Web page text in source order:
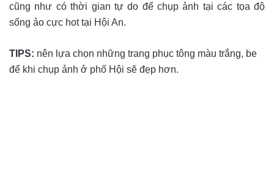
cũng như có thời gian tự do để chụp ảnh tại các tọa độ
sống ảo cực hot tại Hội An.
TIPS: nên lựa chọn những trang phục tông màu trắng, be
để khi chụp ảnh ở phố Hội sẽ đẹp hơn.